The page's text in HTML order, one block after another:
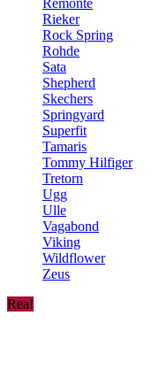
Rieker
Rock Spring
Rohde
Sata
Shepherd
Skechers
Springyard
Superfit
Tamaris
Tommy Hilfiger
Tretorn
Ugg
Ulle
Vagabond
Viking
Wildflower
Zeus
Rea!